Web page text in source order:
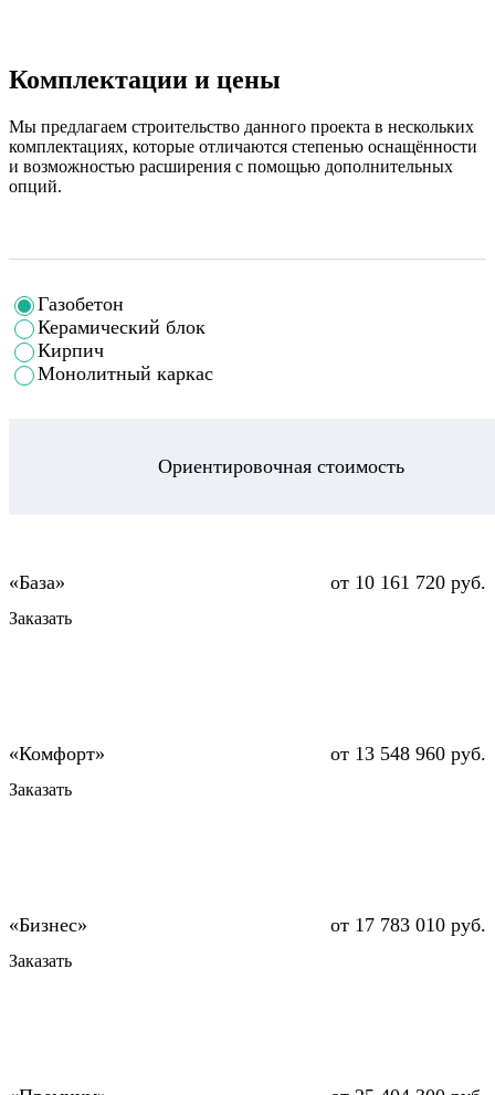
Комплектации и цены
Мы предлагаем строительство данного проекта в нескольких
комплектациях, которые отличаются степенью оснащённости
и возможностью расширения с помощью дополнительных
опций.
Газобетон
Керамический блок
Кирпич
Монолитный каркас
Ориентировочная стоимость
от 10 161 720 руб.
Заказать
от 13 548 960 руб.
Заказать
от 17 783 010 руб.
Заказать